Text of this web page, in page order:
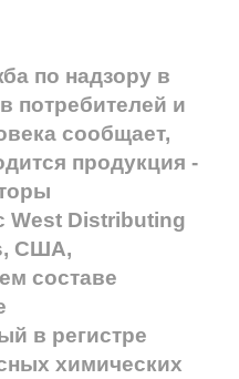
по надзору в
потребителей и
сообщает,
продукция -
West Distributing
США,
составе
в регистре
химических